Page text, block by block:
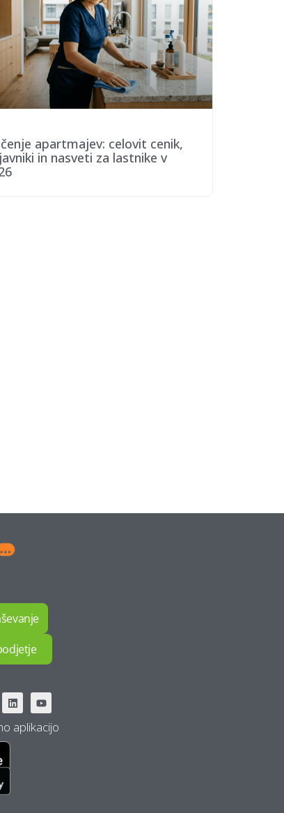
apartmajev: celovit cenik,
in nasveti za lastnike v
sistemi: celovit pregled cen
ki vplivajo nanje
do strank: FB Ads, Google
ali Omisli.si?